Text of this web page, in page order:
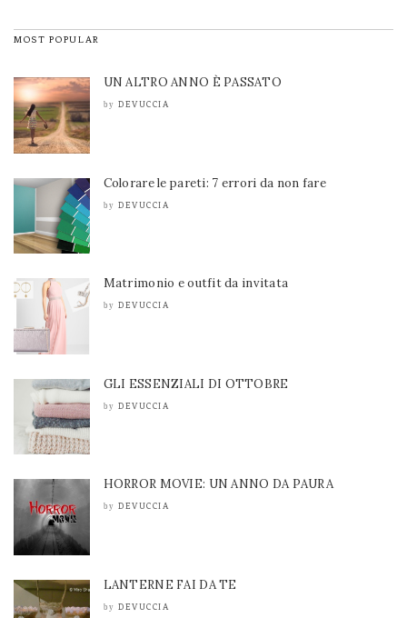
MOST POPULAR
UN ALTRO ANNO È PASSATO
by DEVUCCIA
Colorare le pareti: 7 errori da non fare
by DEVUCCIA
Matrimonio e outfit da invitata
by DEVUCCIA
GLI ESSENZIALI DI OTTOBRE
by DEVUCCIA
HORROR MOVIE: UN ANNO DA PAURA
by DEVUCCIA
LANTERNE FAI DA TE
by DEVUCCIA